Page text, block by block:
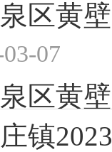
区黄
07
区黄
镇